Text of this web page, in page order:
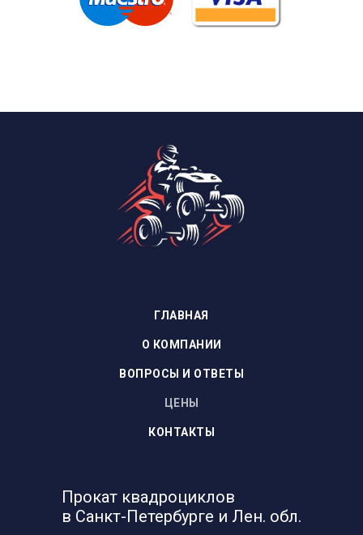
ГЛАВНАЯ
О КОМПАНИИ
ВОПРОСЫ И ОТВЕТЫ
ЦЕНЫ
КОНТАКТЫ
Прокат квадроциклов
в Санкт-Петербурге и Лен. обл.